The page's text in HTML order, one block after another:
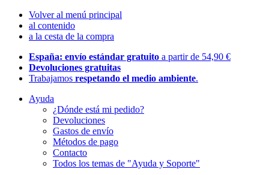
Volver al menú principal
al contenido
a la cesta de la compra
España: envío estándar gratuito a partir de 54,90 €
Devoluciones gratuitas
Trabajamos respetando el medio ambiente.
Ayuda
¿Dónde está mi pedido?
Devoluciones
Gastos de envío
Métodos de pago
Contacto
Todos los temas de "Ayuda y Soporte"